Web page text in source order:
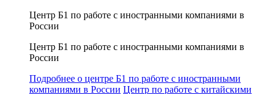
Центр Б1 по работе с иностранными компаниями в
России
Центр Б1 по работе с иностранными компаниями в
России
Подробнее о центре Б1 по работе с иностранными
компаниями в России Центр по работе с китайскими